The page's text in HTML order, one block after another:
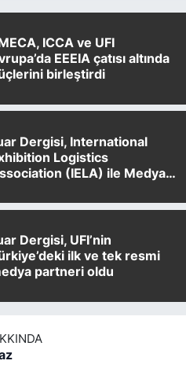
ICCA ve UFI
EEEIA çatısı altında
birleştirdi
Dergisi, International
Logistics
(IELA) ile Medya
Dergisi, UFI’nin
ilk ve tek resmi
partneri oldu